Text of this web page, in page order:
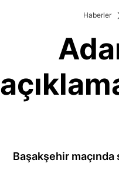
Haberler
Başakşehir